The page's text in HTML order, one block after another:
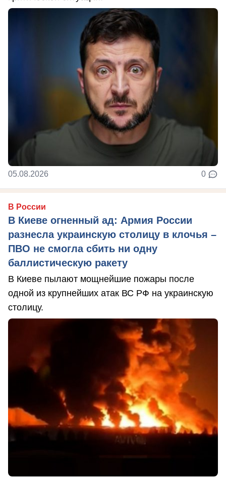
05.08.2026 0
В России
В Киеве огненный ад: Армия России
разнесла украинскую столицу в клочья –
ПВО не смогла сбить ни одну
баллистическую ракету
В Киеве пылают мощнейшие пожары после
одной из крупнейших атак ВС РФ на украинскую
столицу.